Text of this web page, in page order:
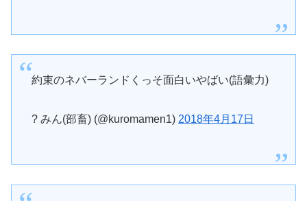
約束のネバーランドくっそ面白いやばい(語彙力)
? みん(部畜) (@kuromamen1) 2018年4月17日